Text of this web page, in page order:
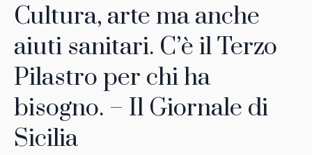
Cultura, arte ma anche
aiuti sanitari. C’è il Terzo
Pilastro per chi ha
bisogno. – Il Giornale di
Sicilia